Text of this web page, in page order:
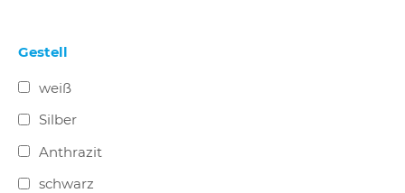
Gestell
weiß
Silber
Anthrazit
schwarz